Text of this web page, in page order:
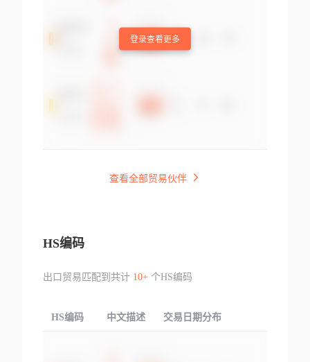
登录查看更多
查看全部贸易伙伴
HS编码
出口贸易匹配到共计 10+个HS编码
HS编码 中文描述 交易日期分布